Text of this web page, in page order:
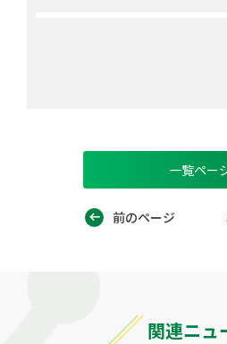
前のページ
一覧ペー
関連ニュ